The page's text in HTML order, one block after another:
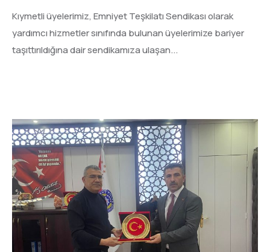
Kıymetli üyelerimiz, Emniyet Teşkilatı Sendikası olarak
yardımcı hizmetler sınıfında bulunan üyelerimize bariyer
taşıttırıldığına dair sendikamıza ulaşan...